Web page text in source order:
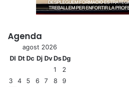
Agenda
agost 2026
Dl DtDc Dj DvDsDg
1
2
3
4 5 6 7 8
9